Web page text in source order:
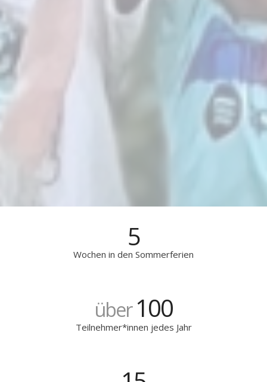
5
Wochen in den Sommerferien
über100
Teilnehmer*innen jedes Jahr